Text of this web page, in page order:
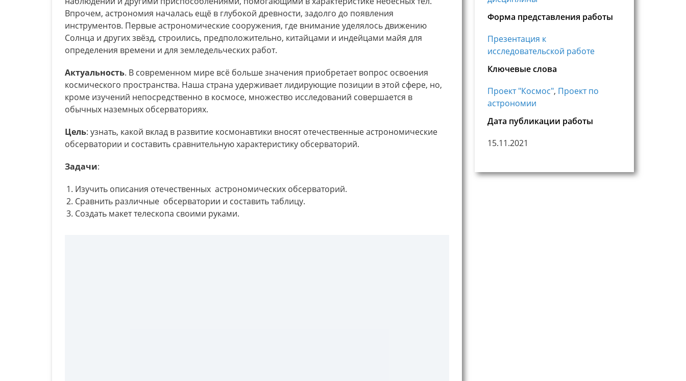
Впрочем, астрономия началась ещё в глубокой древности, задолго до появления
инструментов. Первые астрономические сооружения, где внимание уделялось движению
Солнца и других звёзд, строились, предположительно, китайцами и индейцами майя для
определения времени и для земледельческих работ.
Актуальность. В современном мире всё больше значения приобретает вопрос освоения
космического пространства. Наша страна удерживает лидирующие позиции в этой сфере, но,
кроме изучений непосредственно в космосе, множество исследований совершается в
обычных наземных обсерваториях.
Цель: узнать, какой вклад в развитие космонавтики вносят отечественные астрономические
обсерватории и составить сравнительную характеристику обсерваторий.
Задачи:
Изучить описания отечественных астрономических обсерваторий.
Сравнить различные обсерватории и составить таблицу.
Создать макет телескопа своими руками.
Форма представления работы
Презентация к
исследовательской работе
Ключевые слова
Проект "Космос", Проект по
астрономии
Дата публикации работы
15.11.2021